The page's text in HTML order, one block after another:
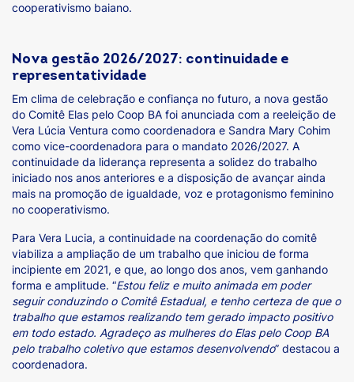
cooperativismo baiano.
Nova gestão 2026/2027: continuidade e
representatividade
Em clima de celebração e confiança no futuro, a nova gestão
do Comitê Elas pelo Coop BA foi anunciada com a reeleição de
Vera Lúcia Ventura como coordenadora e Sandra Mary Cohim
como vice-coordenadora para o mandato 2026/2027. A
continuidade da liderança representa a solidez do trabalho
iniciado nos anos anteriores e a disposição de avançar ainda
mais na promoção de igualdade, voz e protagonismo feminino
no cooperativismo.
Para Vera Lucia, a continuidade na coordenação do comitê
viabiliza a ampliação de um trabalho que iniciou de forma
incipiente em 2021, e que, ao longo dos anos, vem ganhando
forma e amplitude. “Estou feliz e muito animada em poder
seguir conduzindo o Comitê Estadual, e tenho certeza de que o
trabalho que estamos realizando tem gerado impacto positivo
em todo estado. Agradeço as mulheres do Elas pelo Coop BA
pelo trabalho coletivo que estamos desenvolvendo” destacou a
coordenadora.